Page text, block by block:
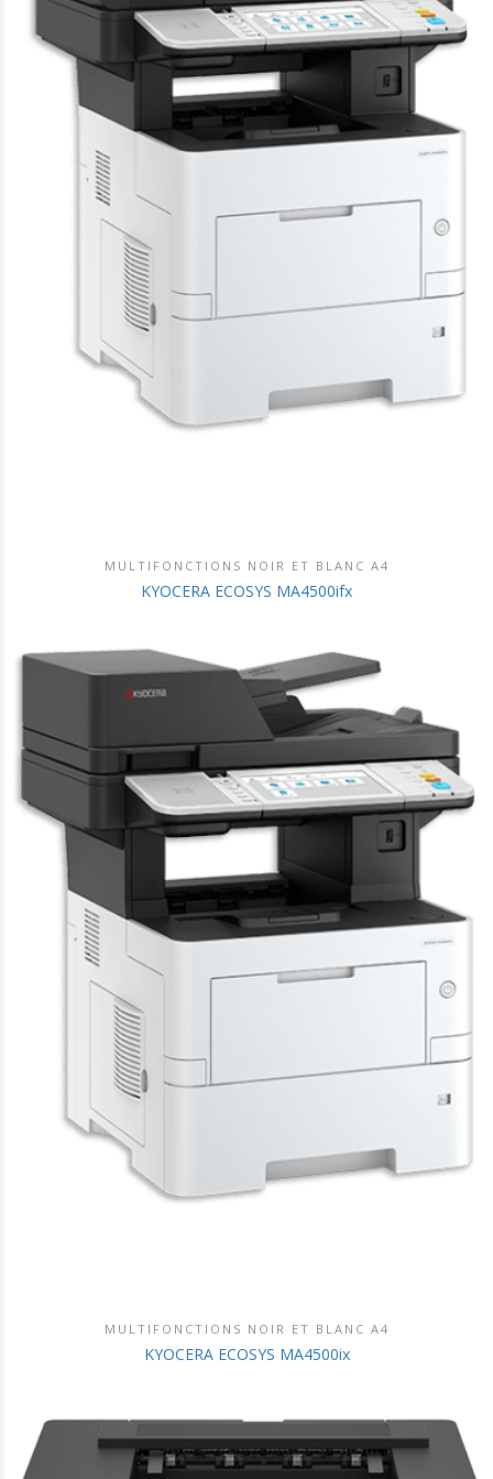
DÉCOUVRIR CE PRODUIT
MULTIFONCTIONS NOIR ET BLANC A4
KYOCERA ECOSYS MA4500ifx
DÉCOUVRIR CE PRODUIT
MULTIFONCTIONS NOIR ET BLANC A4
KYOCERA ECOSYS MA4500ix